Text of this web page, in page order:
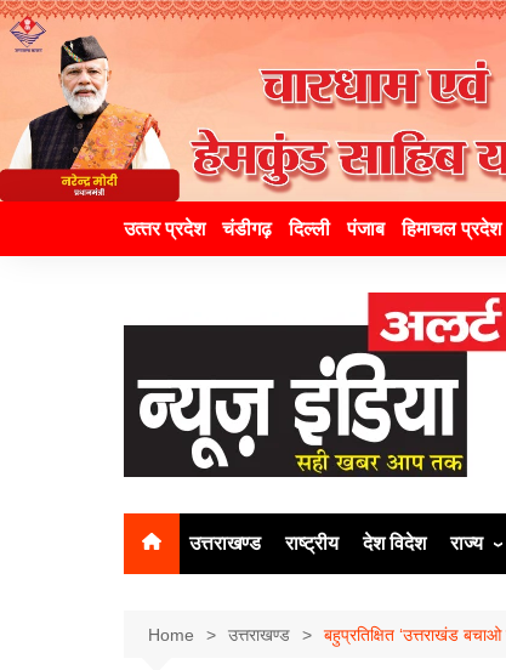
उत्‍तर प्रदेश चंडीगढ़ दिल्ली पंजाब हिमाचल प्रदेश
उत्तराखण्ड राष्ट्रीय देश विदेश राज्य
दिल्ली
Home उत्तराखण्ड बहुप्रतिक्षित ‘उत्तराखंड